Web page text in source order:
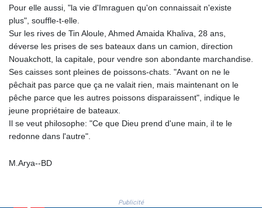
STD 23875.595419
SVC 10.092281
SZL 18.734091
THB 38.130277
TJS 10.639999
TMT 4.043098
TND 3.388406
TTD 7.817798
UYU 46.428896
Pour elle aussi, "la vie d'Imraguen qu'on connaissait n'existe
plus", souffle-t-elle.
Sur les rives de Tin Aloule, Ahmed Amaida Khaliva, 28 ans,
déverse les prises de ses bateaux dans un camion, direction
Nouakchott, la capitale, pour vendre son abondante marchandise.
Ses caisses sont pleines de poissons-chats. "Avant on ne le
pêchait pas parce que ça ne valait rien, mais maintenant on le
pêche parce que les autres poissons disparaissent", indique le
jeune propriétaire de bateaux.
Il se veut philosophe: "Ce que Dieu prend d'une main, il te le
redonne dans l'autre".
M.Arya--BD
Publicité